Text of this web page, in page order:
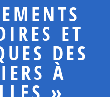
ET
DES
À